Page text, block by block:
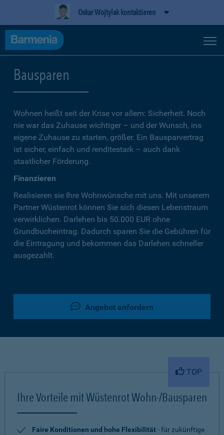
Oskar Wojtylak kontaktieren
Bausparen
Wohnen heißt seit der Krise vor allem: Sicherheit. Noch
nie war das Zuhause wichtiger – und der Wunsch, ins
eigene Zuhause zu starten, größer. Ein Bausparvertrag
ist sicher, einfach und renditestark – auch dank
staatlicher Förderung.
Finanzieren
Realisieren sie Ihre Wohnwünsche mit uns. Mit unserem
Partner Wüstenrot können Sie sich diesen Lebenstraum
verwirklichen. Darlehen bis 50.000 EUR ohne
Grundbucheintrag. Dadurch sparen Sie die Gebühren für
die Eintragung und bekommen das Darlehen schneller
ausgezahlt.
Angebot anfordern
TOP
Ihre Vorteile mit Wüstenrot Wohn-/Bausparen
Faire Konditionen und hohe Flexibilität- für zukünftige